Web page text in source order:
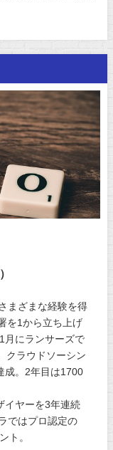
まざまな経験を得
を1から立ち上げ
月にランサーズで
クラウドソーシン
成。2年目は1700
イヤーを3年連続
ではプロ認定の
ト。